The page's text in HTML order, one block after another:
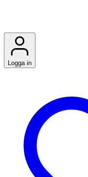
Logga in